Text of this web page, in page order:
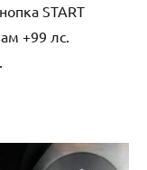
START
+99 лс.